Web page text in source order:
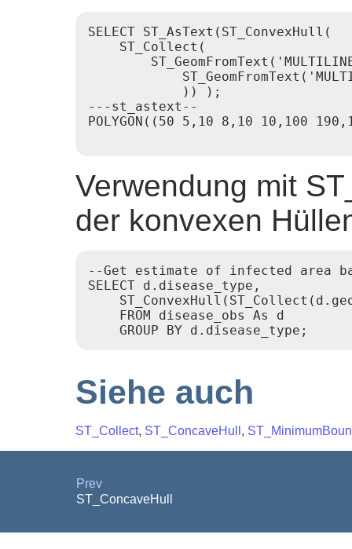
SELECT ST_AsText(ST_ConvexHull(
    ST_Collect(
            )) );
---st_astext--
POLYGON((50 5,10 8,10 10,100
Verwendung mit
der konvexen
--Get estimate of infected area
SELECT d.disease_type,
    FROM disease_obs As d
Siehe auch
ST_Collect, ST_ConcaveHull ,
Prev
ST_ConcaveHull